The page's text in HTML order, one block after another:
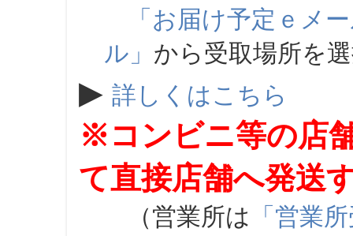
「お届け予定ｅメ
ル」 から受取場所を
▶ 詳しくはこちら
※コンビニ等の店
て直接店舗へ発送
（営業所は 「営業